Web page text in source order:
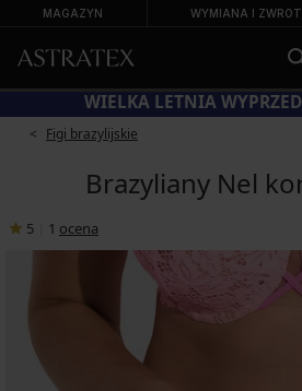
MAGAZYN WYMIANA I ZWROT
KOD BRA20 =
Figi brazylijskie
Brazyliany Nel
5 1 ocena